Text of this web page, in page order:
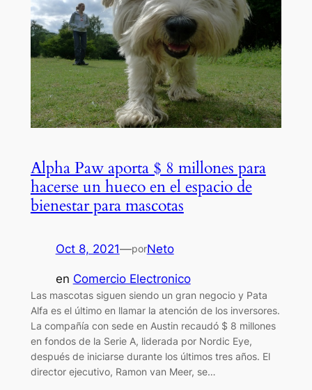
Alpha Paw aporta $ 8 millones para
hacerse un hueco en el espacio de
bienestar para mascotas
Oct 8, 2021—porNeto
en Comercio Electronico
Las mascotas siguen siendo un gran negocio y Pata
Alfa es el último en llamar la atención de los inversores.
La compañía con sede en Austin recaudó $ 8 millones
en fondos de la Serie A, liderada por Nordic Eye,
después de iniciarse durante los últimos tres años. El
director ejecutivo, Ramon van Meer, se…